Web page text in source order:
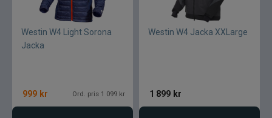
Westin W4 Light Sorona
Jacka
999 kr Ord. pris 1 099 kr
Westin W4 Jacka XXLarge
1 899 kr